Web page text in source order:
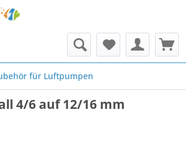
für Luftpumpen
4/6 auf 12/16 mm